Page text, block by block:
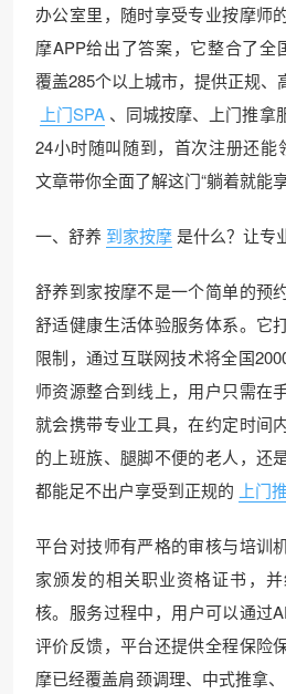
办公室里，随时享受专业按摩师
摩APP给出了答案，它整合了全
覆盖285个以上城市，提供正规、
上门SPA 、同城按摩、上门推拿
24小时随叫随到，首次注册还能
文章带你全面了解这门“躺着就能
一、舒养 到家按摩是什么？让专
舒养到家按摩不是一个简单的预
舒适健康生活体验服务体系。它
限制，通过互联网技术将全国
师资源整合到线上，用户只需在
就会携带专业工具，在约定时间
的上班族、腿脚不便的老人，还
都能足不出户享受到正规的 上门
平台对技师有严格的审核与培训
家颁发的相关职业资格证书，
核。服务过程中，用户可以通过
评价反馈，平台还提供全程保险
摩已经覆盖肩颈调理、中式推拿、